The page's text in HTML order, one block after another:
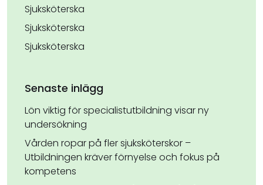
Sjuksköterska
Sjuksköterska
Sjuksköterska
Senaste inlägg
Lön viktig för specialistutbildning visar ny
undersökning
Vården ropar på fler sjuksköterskor –
Utbildningen kräver förnyelse och fokus på
kompetens